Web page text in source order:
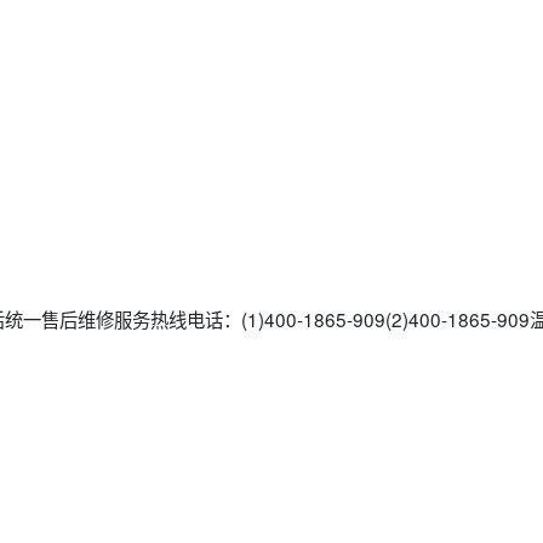
一售后维修服务热线电话：(1)400-1865-909(2)400-1865-909